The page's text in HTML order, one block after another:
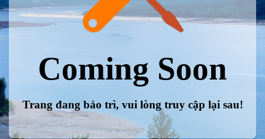
Coming Soon
Trang đang bảo trì, vui lòng truy cập lại sau!